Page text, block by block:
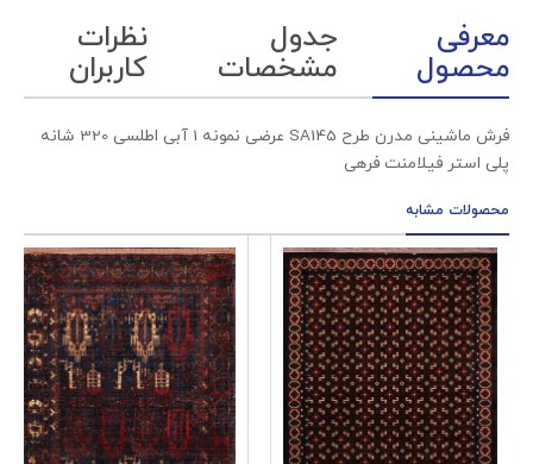
معرفی
محصول
جدول
مشخصات
نظرات
کاربران
فرش ماشینی مدرن طرح SA145 عرضی نمونه 1 آبی اطلسی 320 شانه
پلی استر فیلامنت فرهی
محصولات مشابه